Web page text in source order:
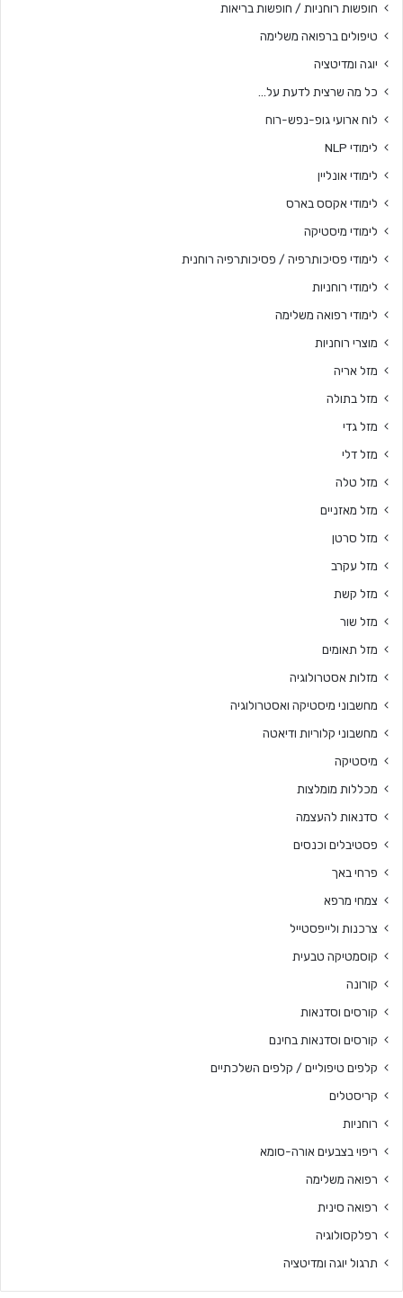
חופשות רוחניות / חופשות בריאות
טיפולים ברפואה משלימה
יוגה ומדיטציה
כל מה שרצית לדעת על…
לוח ארועי גופ-נפש-רוח
לימודי NLP
לימודי אונליין
לימודי אקסס בארס
לימודי מיסטיקה
לימודי פסיכותרפיה / פסיכותרפיה רוחנית
לימודי רוחניות
לימודי רפואה משלימה
מוצרי רוחניות
מזל אריה
מזל בתולה
מזל גדי
מזל דלי
מזל טלה
מזל מאזניים
מזל סרטן
מזל עקרב
מזל קשת
מזל שור
מזל תאומים
מזלות אסטרולוגיה
מחשבוני מיסטיקה ואסטרולוגיה
מחשבוני קלוריות ודיאטה
מיסטיקה
מכללות מומלצות
סדנאות להעצמה
פסטיבלים וכנסים
פרחי באך
צמחי מרפא
צרכנות ולייפסטייל
קוסמטיקה טבעית
קורונה
קורסים וסדנאות
קורסים וסדנאות בחינם
קלפים טיפוליים / קלפים השלכתיים
קריסטלים
רוחניות
ריפוי בצבעים אורה-סומא
רפואה משלימה
רפואה סינית
רפלקסולוגיה
תרגול יוגה ומדיטציה